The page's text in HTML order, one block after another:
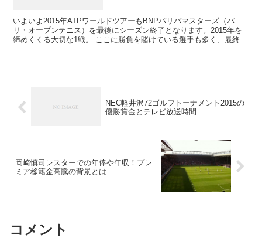
いよいよ2015年ATPワールドツアーもBNPパリバマスターズ（パ
リ・オープンテニス）を最後にシーズン終了となります。2015年を
締めくくる大切な1戦。 ここに勝負を賭けている選手も多く、最終戦
NEC軽井沢72ゴルフトーナメント2015の
優勝賞金とテレビ放送時間
岡崎慎司レスターでの年俸や年収！プレ
ミア移籍金高騰の背景とは
コメント